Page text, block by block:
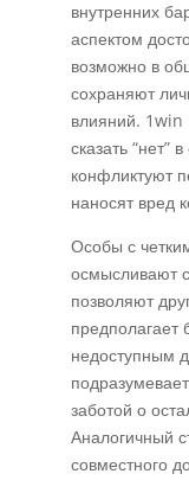
внутренних
аспектом
возможно в
сохраняют
влияний. 1win
сказать “нет”
конфликтуют
наносят вред
Особы с
осмысливают
позволяют
недоступным
заботой о
Аналогичный
совместного